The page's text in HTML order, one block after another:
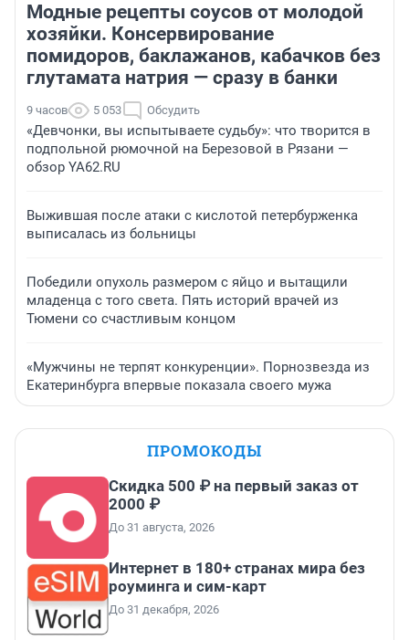
Модные рецепты соусов от молодой
хозяйки. Консервирование
помидоров, баклажанов, кабачков без
глутамата натрия — сразу в банки
9 часов 5 053 Обсудить
«Девчонки, вы испытываете судьбу»: что творится в
подпольной рюмочной на Березовой в Рязани —
обзор YA62.RU
Выжившая после атаки с кислотой петербурженка
выписалась из больницы
Победили опухоль размером с яйцо и вытащили
младенца с того света. Пять историй врачей из
Тюмени со счастливым концом
«Мужчины не терпят конкуренции». Порнозвезда из
Екатеринбурга впервые показала своего мужа
ПРОМОКОДЫ
Скидка 500 ₽ на первый заказ от
2000 ₽
До 31 августа, 2026
Интернет в 180+ странах мира без
роуминга и сим-карт
До 31 декабря, 2026